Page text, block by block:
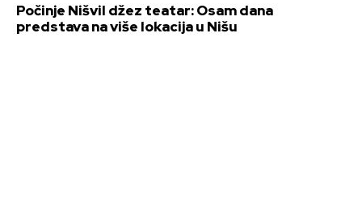
Počinje Nišvil džez teatar: Osam dana
predstava na više lokacija u Nišu